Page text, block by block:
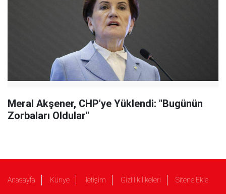
Meral Akşener, CHP'ye Yüklendi: "Bugünün
Zorbaları Oldular"
Anasayfa Künye İletişim Gizlilik İlkeleri Sitene Ekle